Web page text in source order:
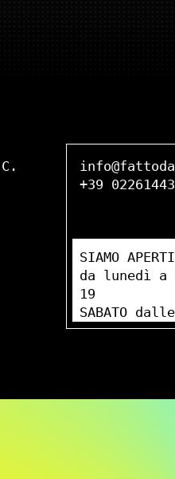
+39
SIAMO APERTI
da lunedì a
19
SABATO